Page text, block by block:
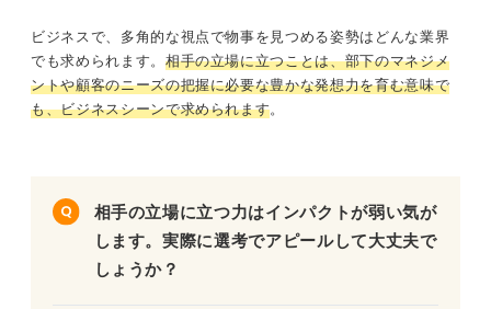
ビジネスで、多角的な視点で物事を見つめる姿勢はどんな業界
でも求められます。 相手の立場に立つことは、部下のマネジメ
ントや顧客のニーズの把握に必要な豊かな発想力を育む意味で
も、ビジネスシーンで求められます。
相手の立場に立つ力はインパクトが弱い気が
します。実際に選考でアピールして大丈夫で
しょうか？